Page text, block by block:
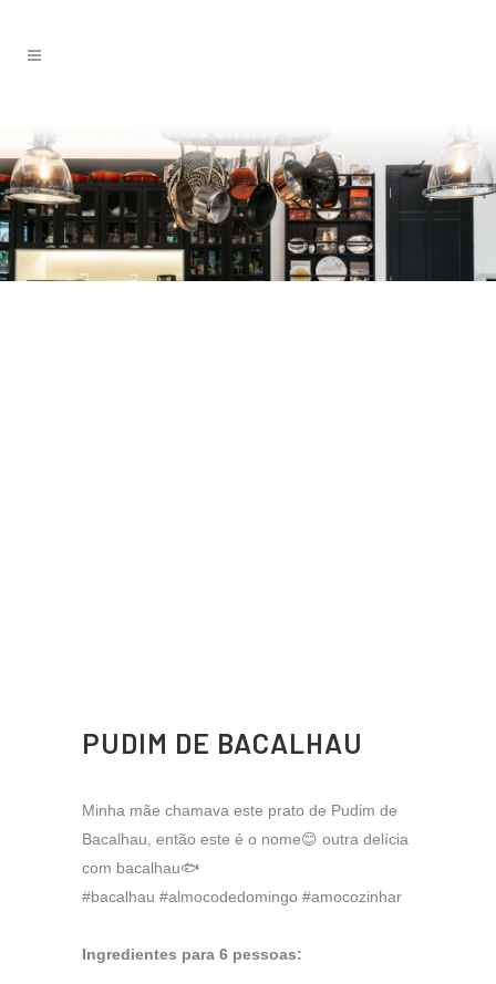
PUDIM DE BACALHAU
Minha mãe chamava este prato de Pudim de
Bacalhau, então este é o nome😊 outra delícia
com bacalhau🐟
#bacalhau #almocodedomingo #amocozinhar
Ingredientes para 6 pessoas: